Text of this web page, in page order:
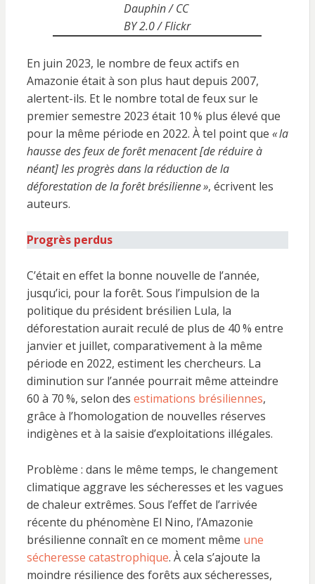
Dauphin / CC
BY 2.0 / Flickr
En juin 2023, le nombre de feux actifs en
Amazonie était à son plus haut depuis 2007,
alertent-ils. Et le nombre total de feux sur le
premier semestre 2023 était 10% plus élevé que
pour la même période en 2022. À tel point que «la
hausse des feux de forêt menacent [de réduire à
néant] les progrès dans la réduction de la
déforestation de la forêt brésilienne», écrivent les
auteurs.
Progrès perdus
C’était en effet la bonne nouvelle de l’année,
jusqu’ici, pour la forêt. Sous l’impulsion de la
politique du président brésilien Lula, la
déforestation aurait reculé de plus de 40% entre
janvier et juillet, comparativement à la même
période en 2022, estiment les chercheurs. La
diminution sur l’année pourrait même atteindre
60 à 70%, selon des estimations brésiliennes,
grâce à l’homologation de nouvelles réserves
indigènes et à la saisie d’exploitations illégales.
Problème : dans le même temps, le changement
climatique aggrave les sécheresses et les vagues
de chaleur extrêmes. Sous l’effet de l’arrivée
récente du phénomène El Nino, l’Amazonie
brésilienne connaît en ce moment même une
sécheresse catastrophique. À cela s’ajoute la
moindre résilience des forêts aux sécheresses,